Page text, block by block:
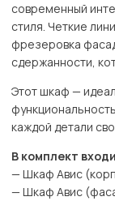
современный
стиля. Четкие
фрезеровка
сдержанности,
Этот шкаф —
каждой детали
В комплект
— Шкаф Авис
— Шкаф Авис